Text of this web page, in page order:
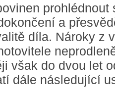
prohlédnout
a
díla. Nároky z
však do dvou let
dále následující